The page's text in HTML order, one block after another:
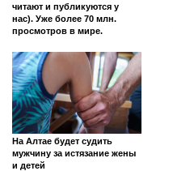
читают и публикуются у
нас). Уже более 70 млн.
просмотров в мире.
На Алтае будет судить
мужчину за истязание жены
и детей